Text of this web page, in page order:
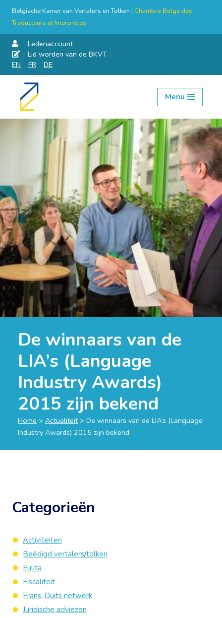
Belgische Kamer van Vertalers en Tolken | Chambre Belge des
Traducteurs et Interprètes
Ledenaccount
Lid worden van de BKVT
EN
FR DE
Skip
Menu
De winnaars van de
LIA’s (Language
Industry Awards)
2015 zijn bekend
Home > Actualiteit> De winnaars van de LIA’s (Language
Industry Awards) 2015 zijn bekend
Categorieën
Activiteiten
Beëdigd vertalers/tolken
Eulita
Fiscaliteit
Frans-Duits netwerk
Juridische adviezen